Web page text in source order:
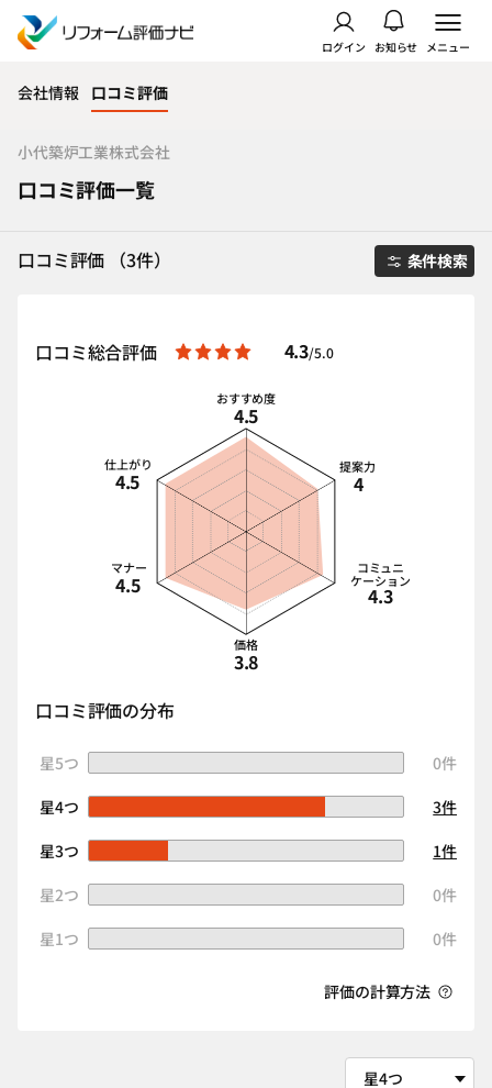
ログイン お知らせ メニュー
会社情報 口コミ評価
小代築炉工業株式会社
口コミ評価一覧
口コミ評価 （3件） 条件検索
口コミ総合評価 4.3/5.0
おすすめ度
4.5
提案力
4
コミュニ
ケーション
4.3
価格
3.8
マナー
4.5
仕上がり
4.5
口コミ評価の分布
星5つ
0件
星4つ
3件
星3つ
1件
星2つ
0件
星1つ
0件
評価の計算方法